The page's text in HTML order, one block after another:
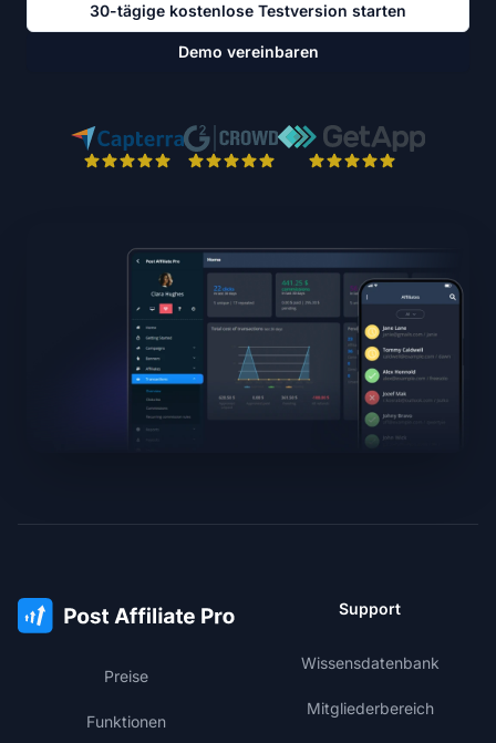
30-tägige kostenlose Testversion starten
Demo vereinbaren
Preise
Funktionen
Support
Wissensdatenbank
Mitgliederbereich